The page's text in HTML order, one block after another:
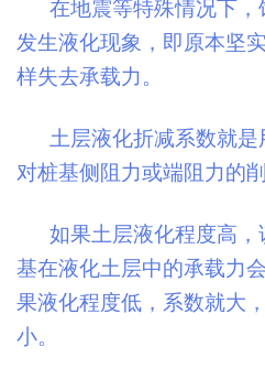
在地震等特殊情况下
发生液化现象，即原本坚
样失去承载力。
土层液化折减系数就
对桩基侧阻力或端阻力的削
如果土层液化程度高
基在液化土层中的承载力
果液化程度低，系数就大
小。